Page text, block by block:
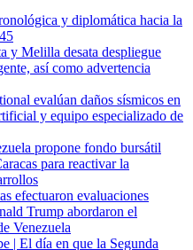
y diplomática hacia la
y Melilla desata despliegue
así como advertencia
evalúan daños sísmicos en
y equipo especializado de
propone fondo bursátil
para reactivar la
efectuaron evaluaciones
Trump abordaron el
Venezuela
| El día en que la Segunda